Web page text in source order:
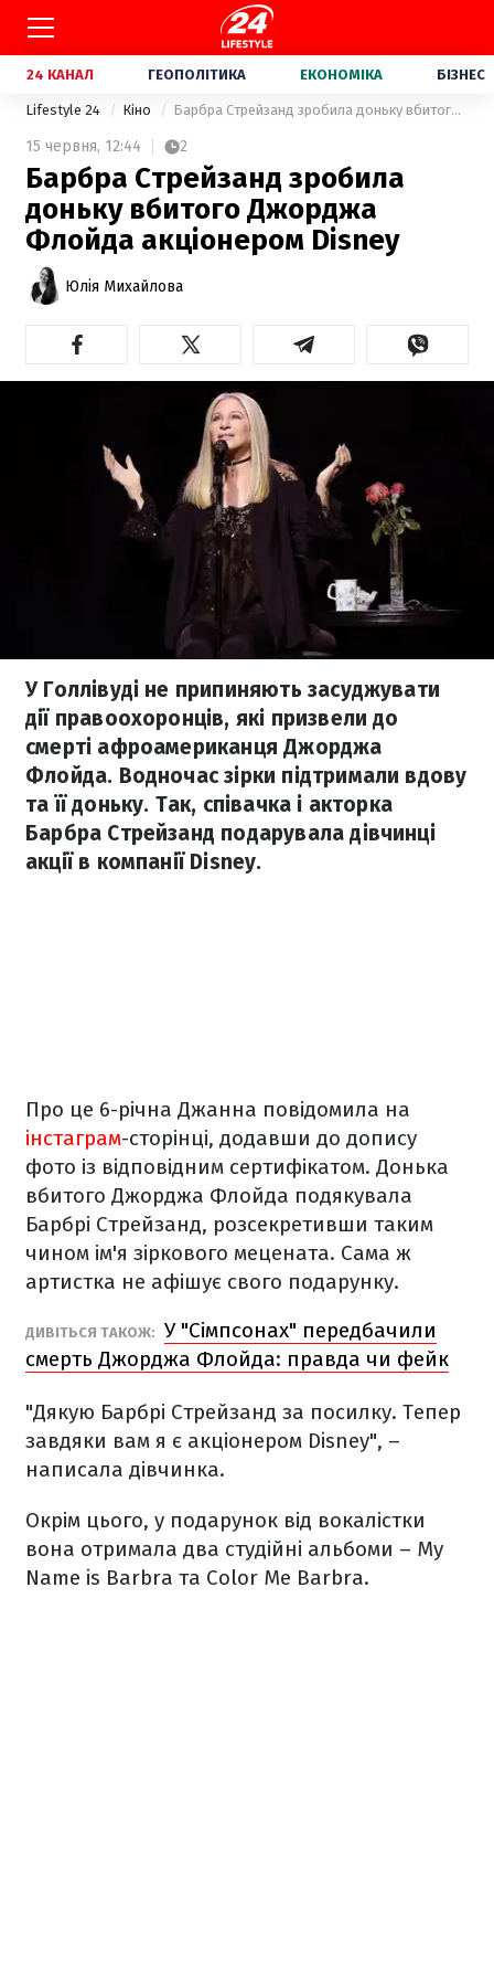
24 КАНАЛ ГЕОПОЛІТИКА ЕКОНОМІКА БІЗНЕС
Lifestyle 24 Кіно Барбра Стрейзанд зробила доньку вбитого Джорджа Флойда акціонером Disney
15 червня, 12:44 2
Барбра Стрейзанд зробила
доньку вбитого Джорджа
Флойда акціонером Disney
Юлія Михайлова
У Голлівуді не припиняють засуджувати
дії правоохоронців, які призвели до
смерті афроамериканця Джорджа
Флойда. Водночас зірки підтримали вдову
та її доньку. Так, співачка і акторка
Барбра Стрейзанд подарувала дівчинці
акції в компанії Disney.
Про це 6-річна Джанна повідомила на
інстаграм-сторінці, додавши до допису
фото із відповідним сертифікатом. Донька
вбитого Джорджа Флойда подякувала
Барбрі Стрейзанд, розсекретивши таким
чином ім'я зіркового мецената. Сама ж
артистка не афішує свого подарунку.
ДИВІТЬСЯ ТАКОЖ: У "Сімпсонах" передбачили
смерть Джорджа Флойда: правда чи фейк
"Дякую Барбрі Стрейзанд за посилку. Тепер
завдяки вам я є акціонером Disney", –
написала дівчинка.
Окрім цього, у подарунок від вокалістки
вона отримала два студійні альбоми – My
Name is Barbra та Color Me Barbra.